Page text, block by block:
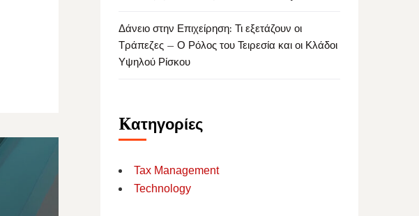
Δάνειο στην Επιχείρηση: Τι εξετάζουν οι
Τράπεζες – Ο Ρόλος του Τειρεσία και οι Κλάδοι
Υψηλού Ρίσκου
Kατηγορίες
Tax Management
Technology